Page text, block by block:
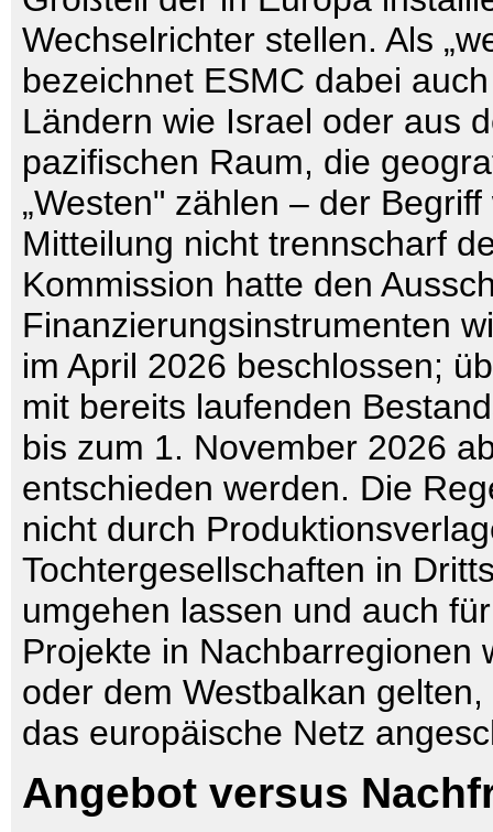
Wechselrichter stellen. Als
bezeichnet ESMC dabei
Ländern wie Israel oder aus
pazifischen Raum, die
„Westen" zählen – der
Mitteilung nicht trennscharf
Kommission hatte den
Finanzierungsinstrumenten
im April 2026 beschlossen;
mit bereits laufenden
bis zum 1. November 2026
entschieden werden. Die
nicht durch
Tochtergesellschaften in
umgehen lassen und auch
Projekte in Nachbarregionen
oder dem Westbalkan
das europäische Netz
Angebot versus